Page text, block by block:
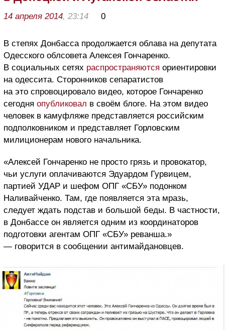
14 апреля 2014, 23:14 0
В степях Донбасса продолжается облава на депутата
Одесского облсовета Алексея Гончаренко.
В социальных сетях распространяются ориентировки
на одессита. Сторонников сепаратистов
на это спровоцировало видео, которое Гончаренко
сегодня опубликовал в своём блоге. На этом видео
человек в камуфляже представляется российским
подполковником и представляет Горловским
милиционерам нового начальника.
«Алексей Гончаренко не просто грязь и провокатор,
чьи услуги оплачиваются Эдуардом Гурвицем,
партией УДАР и шефом ОПГ «СБУ» подонком
Наливайченко. Там, где появляется эта мразь,
следует ждать подстав и большой беды. В частности,
в Донбассе он является одним из координаторов
подготовки агентам ОПГ «СБУ» реванша.»
— говорится в сообщении антимайдановцев.